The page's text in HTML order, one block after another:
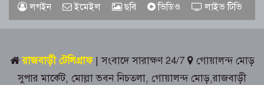
রাজবাড়ীতে রেড ক্রিসেন্টের উদ্যোগে জুলাই-
আগস্ট গণঅভ্যুত্থান দিবস পালিত
জুলাই স্মৃতিস্তম্ভে রাজবাড়ী জেলা পুলিশ-
প্রশাসনের শ্রদ্ধাঞ্জলি
লগইন ইমেইল ছবি ভিডিও লাইভ টিভি
রাজবাড়ী টেলিগ্রাফ | সংবাদে সারাক্ষণ 24/7
গোয়ালন্দ মোড়
সুপার মার্কেট, মোল্লা ভবন নিচতলা, গোয়ালন্দ মোড়,রাজবাড়ী